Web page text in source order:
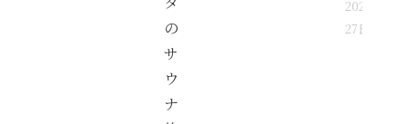
の
サ
ウ
ナ
2026年7月
27日